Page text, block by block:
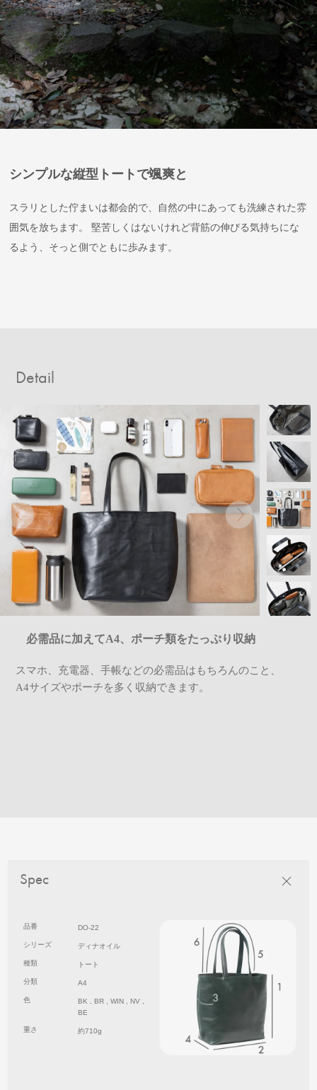
シンプルな縦型トートで颯爽と
スラリとした佇まいは都会的で、自然の中にあっても洗練された雰
囲気を放ちます。 堅苦しくはないけれど背筋の伸びる気持ちにな
るよう、そっと側でともに歩みます。
Detail
必需品に加えてA4、ポーチ類をたっぷり収納
スマホ、充電器、手帳などの必需品はもちろんのこと、
A4サイズやポーチを多く収納できます。
Spec
品番 DO-22
シリーズ ディナオイル
種類 トート
分類 A4
色
BK , BR , WIN , NV ,
BE
重さ 約710g